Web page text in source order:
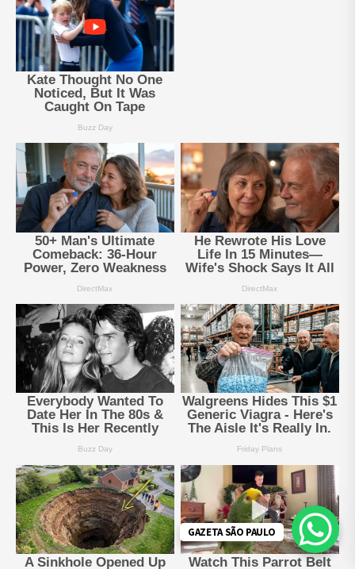
GAZETA SÃO PAULO